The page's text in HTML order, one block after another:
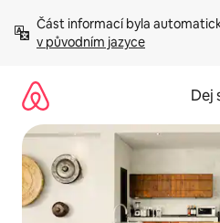
obsah
Část informací byla
v původním jazyce
Dej